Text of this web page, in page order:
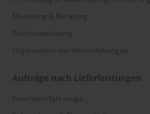
Marketing & Beratung
Telefonmarketing
Organisation von Veranstaltungen
Aufträge nach Lieferleistungen
Feuerwehrfahrzeuge